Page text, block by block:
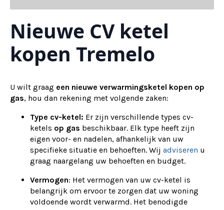
Nieuwe CV ketel
kopen Tremelo
U wilt graag een nieuwe verwarmingsketel kopen op
gas, hou dan rekening met volgende zaken:
Type cv-ketel: Er zijn verschillende types cv-
ketels op gas beschikbaar. Elk type heeft zijn
eigen voor- en nadelen, afhankelijk van uw
specifieke situatie en behoeften. Wij adviseren u
graag naargelang uw behoeften en budget.
Vermogen: Het vermogen van uw cv-ketel is
belangrijk om ervoor te zorgen dat uw woning
voldoende wordt verwarmd. Het benodigde